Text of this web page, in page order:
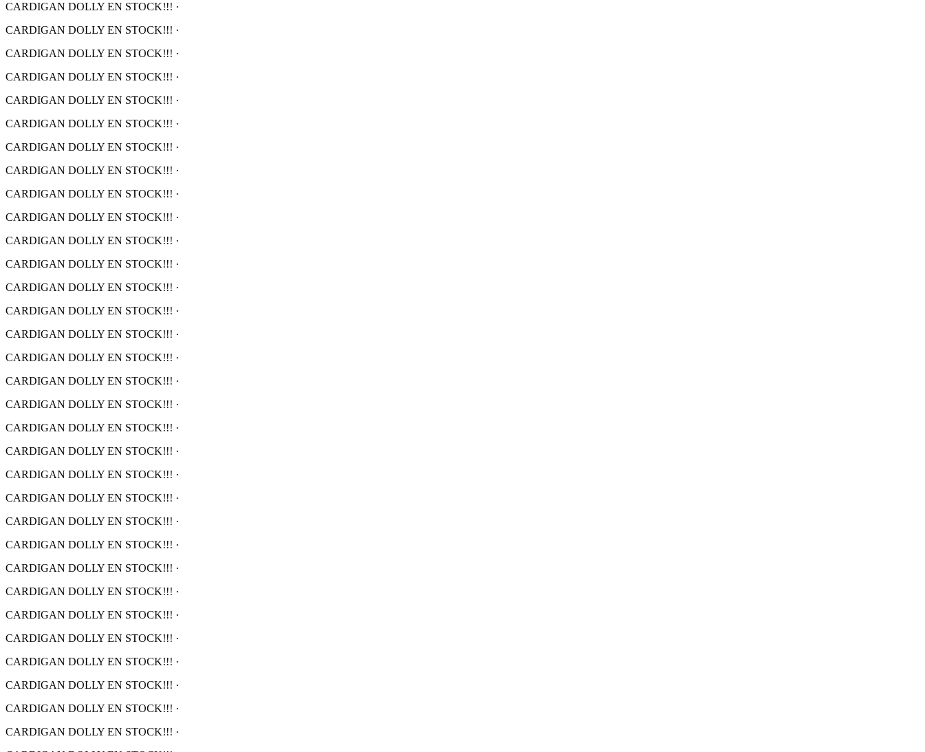
CARDIGAN DOLLY EN STOCK!!! ·
CARDIGAN DOLLY EN STOCK!!! ·
CARDIGAN DOLLY EN STOCK!!! ·
CARDIGAN DOLLY EN STOCK!!! ·
CARDIGAN DOLLY EN STOCK!!! ·
CARDIGAN DOLLY EN STOCK!!! ·
CARDIGAN DOLLY EN STOCK!!! ·
CARDIGAN DOLLY EN STOCK!!! ·
CARDIGAN DOLLY EN STOCK!!! ·
CARDIGAN DOLLY EN STOCK!!! ·
CARDIGAN DOLLY EN STOCK!!! ·
CARDIGAN DOLLY EN STOCK!!! ·
CARDIGAN DOLLY EN STOCK!!! ·
CARDIGAN DOLLY EN STOCK!!! ·
CARDIGAN DOLLY EN STOCK!!! ·
CARDIGAN DOLLY EN STOCK!!! ·
CARDIGAN DOLLY EN STOCK!!! ·
CARDIGAN DOLLY EN STOCK!!! ·
CARDIGAN DOLLY EN STOCK!!! ·
CARDIGAN DOLLY EN STOCK!!! ·
CARDIGAN DOLLY EN STOCK!!! ·
CARDIGAN DOLLY EN STOCK!!! ·
CARDIGAN DOLLY EN STOCK!!! ·
CARDIGAN DOLLY EN STOCK!!! ·
CARDIGAN DOLLY EN STOCK!!! ·
CARDIGAN DOLLY EN STOCK!!! ·
CARDIGAN DOLLY EN STOCK!!! ·
CARDIGAN DOLLY EN STOCK!!! ·
CARDIGAN DOLLY EN STOCK!!! ·
CARDIGAN DOLLY EN STOCK!!! ·
CARDIGAN DOLLY EN STOCK!!! ·
CARDIGAN DOLLY EN STOCK!!! ·